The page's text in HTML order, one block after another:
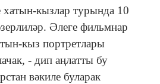
хатын-кызлар турында 10
Әлеге фильмнар
кыз портретлары
- дип аңлатты бу
вәкиле буларак